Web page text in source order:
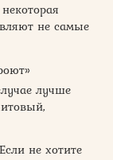
не самые
лучше
не хотите